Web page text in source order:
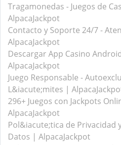
Tragamonedas - Juegos de
AlpacaJackpot
Contacto y Soporte 24/7 -
AlpacaJackpot
Descargar App Casino
AlpacaJackpot
Juego Responsable -
L&iacute;mites |
296+ Juegos con Jackpots
AlpacaJackpot
Pol&iacute;tica de Privacidad
Datos | AlpacaJackpot